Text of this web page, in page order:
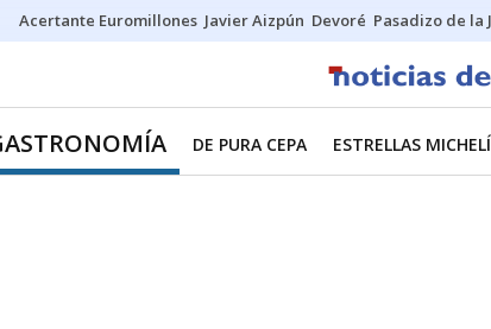
Acertante Euromillones Javier Aizpún Devoré Pasadizo de la
DE PURA CEPA ESTRELLAS